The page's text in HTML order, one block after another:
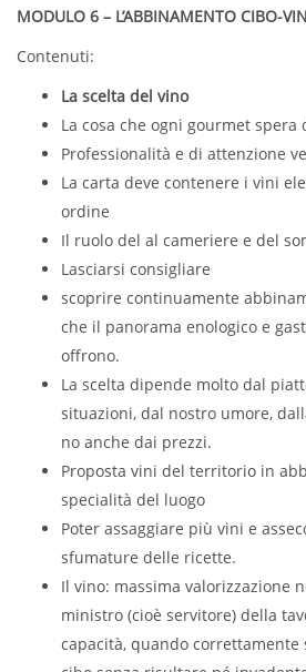
MODULO 6 – L’ABBINAMENTO CIBO-
Contenuti:
La scelta del vino
La cosa che ogni gourmet spera
Professionalità e di attenzione
La carta deve contenere i vini
ordine
Il ruolo del al cameriere e del
Lasciarsi consigliare
scoprire continuamente
che il panorama enologico e
offrono.
La scelta dipende molto dal
situazioni, dal nostro umore,
no anche dai prezzi.
Proposta vini del territorio in
specialità del luogo
Poter assaggiare più vini e
sfumature delle ricette.
Il vino: massima valorizzazione
ministro (cioè servitore) della
capacità, quando correttamente